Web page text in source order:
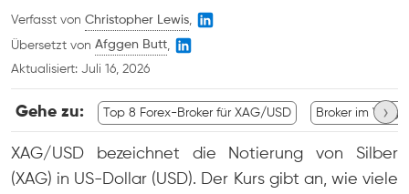
Verfasst von Christopher Lewis
Übersetzt von Afggen Butt
Aktualisiert: Juli 16, 2026
Gehe zu: Top 8 Forex-Broker für XAG/USD Broker im ›
XAG/USD bezeichnet die Notierung von Silber
(XAG) in US-Dollar (USD). Der Kurs gibt an, wie viele